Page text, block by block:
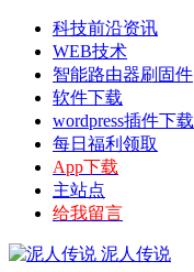
科技前沿资讯
WEB技术
智能路由器刷固件
软件下载
wordpress插件下载
每日福利领取
App下载
主站点
给我留言
泥人传说